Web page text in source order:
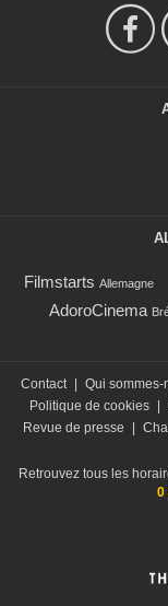
Filmstarts Allemagne
AdoroCinema
Contact Qui sommes-
Politique de cookies
Revue de presse
Retrouvez tous les
0